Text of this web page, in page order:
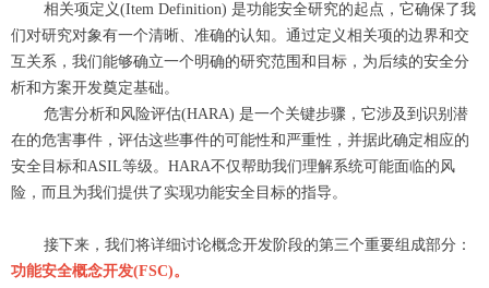
相关项定义(Item Definition) 是功能安全研究的起点，它确保了我
们对研究对象有一个清晰、准确的认知。通过定义相关项的边界和交
互关系，我们能够确立一个明确的研究范围和目标，为后续的安全分
析和方案开发奠定基础。
危害分析和风险评估(HARA) 是一个关键步骤，它涉及到识别潜
在的危害事件，评估这些事件的可能性和严重性，并据此确定相应的
安全目标和ASIL等级。HARA不仅帮助我们理解系统可能面临的风
险，而且为我们提供了实现功能安全目标的指导。
接下来，我们将详细讨论概念开发阶段的第三个重要组成部分：
功能安全概念开发(FSC)。